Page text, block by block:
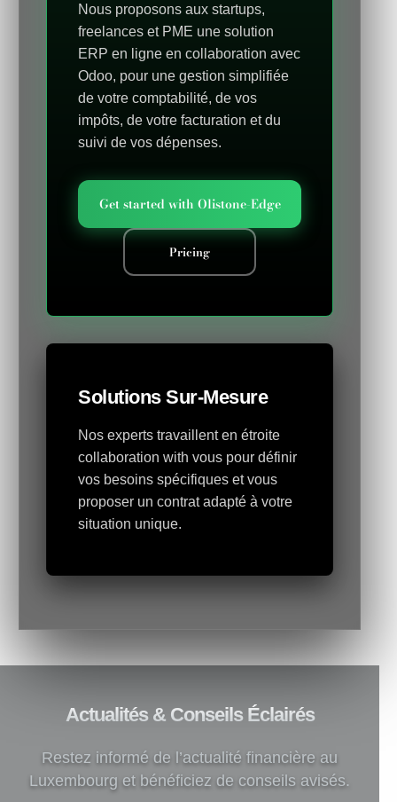
Nous proposons aux startups,
freelances et PME une solution
ERP en ligne en collaboration avec
Odoo, pour une gestion simplifiée
de votre comptabilité, de vos
impôts, de votre facturation et du
suivi de vos dépenses.
Get started with Olistone-Edge
Pricing
Solutions Sur-Mesure
Nos experts travaillent en étroite
collaboration with vous pour définir
vos besoins spécifiques et vous
proposer un contrat adapté à votre
situation unique.
Actualités & Conseils Éclairés
Restez informé de l’actualité financière au
Luxembourg et bénéficiez de conseils avisés.